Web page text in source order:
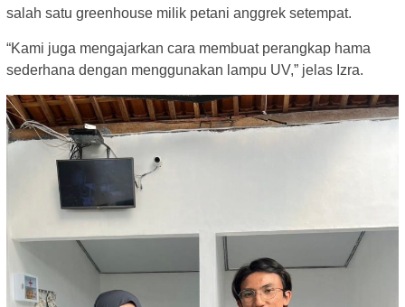
salah satu greenhouse milik petani anggrek setempat.
“Kami juga mengajarkan cara membuat perangkap hama
sederhana dengan menggunakan lampu UV,” jelas Izra.